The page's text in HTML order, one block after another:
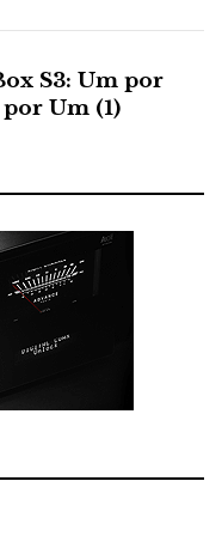
fazer nada...
One —
S3: Um por
Um (1)